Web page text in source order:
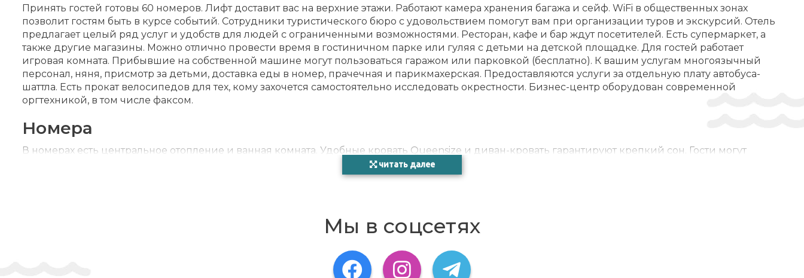
Минимаркет
Лыжный гардероб
Специальное диетическое меню (по запросу)
Коляски
Принять гостей готовы 60 номеров. Лифт доставит вас на верхние этажи. Работают камера хранения багажа и сейф. WiFi в общественных зонах
позволит гостям быть в курсе событий. Сотрудники туристического бюро с удовольствием помогут вам при организации туров и экскурсий. Отель
предлагает целый ряд услуг и удобств для людей с ограниченными возможностями. Ресторан, кафе и бар ждут посетителей. Есть супермаркет, а
также другие магазины. Можно отлично провести время в гостиничном парке или гуляя с детьми на детской площадке. Для гостей работает
игровая комната. Прибывшие на собственной машине могут пользоваться гаражом или парковкой (бесплатно). К вашим услугам многоязычный
персонал, няня, присмотр за детьми, доставка еды в номер, прачечная и парикмахерская. Предоставляются услуги за отдельную плату автобуса-
шаттла. Есть прокат велосипедов для тех, кому захочется самостоятельно исследовать окрестности. Бизнес-центр оборудован современной
оргтехникой, в том числе факсом.
Номера
В номерах есть центральное отопление и ванная комната. Удобные кровать Queensize и диван-кровать гарантируют крепкий сон. Гости могут
пользоваться сейфом и мини-баром. К вашим услугам утюг для брюк. Такие удобства, как доступ в интернет, телефон, телевизор и WiFi (бесплатно),
гарантируют современный уровень комфорта. Вы также можете забронировать номера, адаптированные для кресел-колясок. Ванные комнаты
кто предпочитает активный отдых, отель предлагает катание на велосипеде / горном велосипеде, мини-гольф и верховую езду. Благодаря своему
расположению отель прекрасно подходит для любителей лыжного спорта. К вашим услугам фитнес-студия, настольный теннис и курс аэробики.
читать далее
Мы в соцсетях